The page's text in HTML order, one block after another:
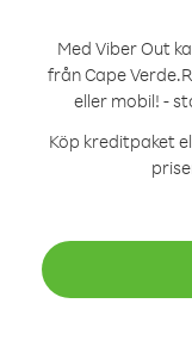
Med Viber Out
från Cape Verde.
eller mobil! -
Köp kreditpaket